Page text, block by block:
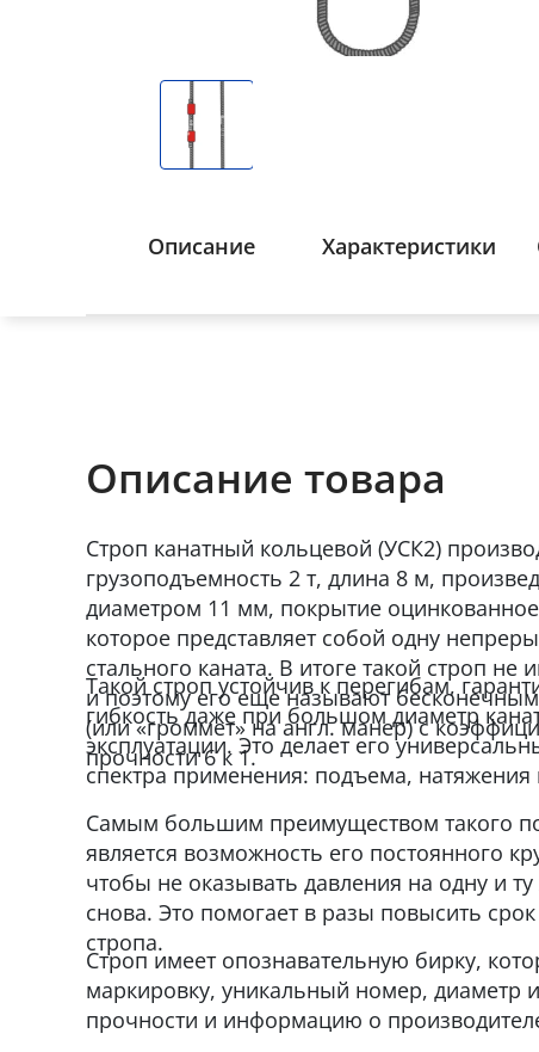
Описание Характеристики
Описание товара
Строп канатный кольцевой (УСК2)
грузоподъемность 2 т, длина 8 м,
диаметром 11 мм, покрытие
которое представляет собой одну
стального каната. В итоге такой строп не
и поэтому его еще называют
(или «громмет» на англ. манер) с
прочности 6 к 1.
Такой строп устойчив к перегибам,
гибкость даже при большом диаметр
эксплуатации. Это делает его
спектра применения: подъема, натяжения
Самым большим преимуществом такого
является возможность его постоянного
чтобы не оказывать давления на одну и
снова. Это помогает в разы повысить
стропа.
Строп имеет опознавательную бирку,
маркировку, уникальный номер, диаметр
прочности и информацию о